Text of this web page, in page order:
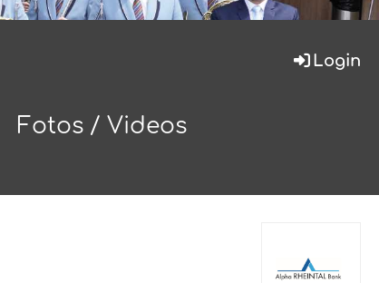
Login
Fotos / Videos